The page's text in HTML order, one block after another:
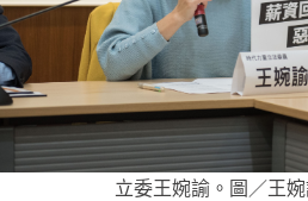
立委王婉諭。圖／王